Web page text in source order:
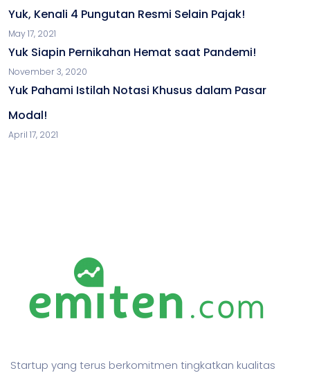
Yuk, Kenali 4 Pungutan Resmi Selain Pajak!
May 17, 2021
Yuk Siapin Pernikahan Hemat saat Pandemi!
November 3, 2020
Yuk Pahami Istilah Notasi Khusus dalam Pasar
Modal!
April 17, 2021
Startup yang terus berkomitmen tingkatkan kualitas